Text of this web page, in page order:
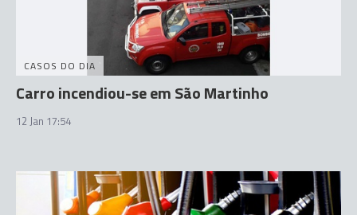
CASOS DO DIA
Carro incendiou-se em São Martinho
12 Jan 17:54